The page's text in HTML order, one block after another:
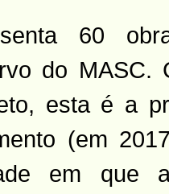
60
do MASC.
esta é a
(em
em que